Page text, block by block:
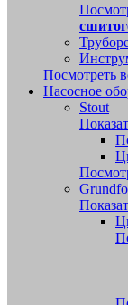
Посмотреть
Насосное
Stout